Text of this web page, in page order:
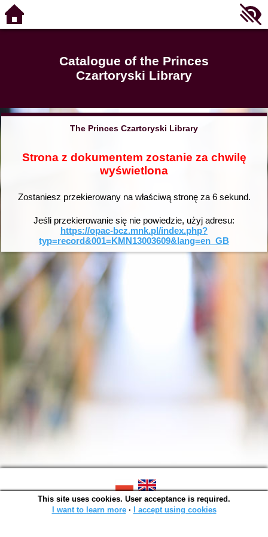
Catalogue of the Princes
Czartoryski Library
The Princes Czartoryski Library
Strona z dokumentem zostanie za chwilę
wyświetlona
Zostaniesz przekierowany na właściwą stronę za 6sekund.
Jeśli przekierowanie się nie powiedzie, użyj adresu:
https://opac-bcz.mnk.pl/index.php?
typ=record&001=KMN13003609&lang=en_GB
SOWA OPAC v. 6.11.10 (2026-07-24)
Generated in 0,0014 s.
This site uses cookies. User acceptance is required.
I want to learn more∙ I accept using cookies